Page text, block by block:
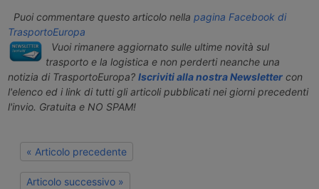
Puoi commentare questo articolo nella pagina Facebook di
TrasportoEuropa
Vuoi rimanere aggiornato sulle ultime novità sul
trasporto e la logistica e non perderti neanche una
notizia di TrasportoEuropa? Iscriviti alla nostra Newslettercon
l'elenco ed i link di tutti gli articoli pubblicati nei giorni precedenti
l'invio. Gratuita e NO SPAM!
« Articolo precedente
Articolo successivo »